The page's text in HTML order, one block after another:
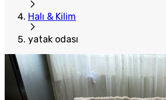
Halı & Kilim
yatak odası